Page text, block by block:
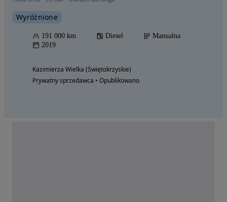
Wyróżnione
191 000 km Diesel
Manualna
2019
Kazimierza Wielka (Świętokrzyskie)
Prywatny sprzedawca • Opublikowano